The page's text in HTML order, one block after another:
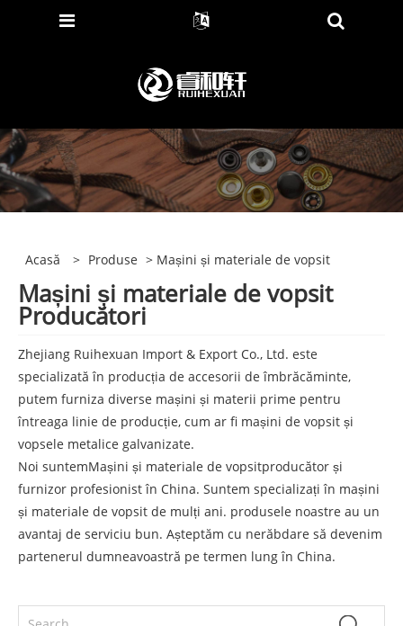
Acasă > Produse > Mașini și materiale de vopsit
Mașini și materiale de vopsit
Producători
Zhejiang Ruihexuan Import & Export Co., Ltd. este
specializată în producția de accesorii de îmbrăcăminte,
putem furniza diverse mașini și materii prime pentru
întreaga linie de producție, cum ar fi mașini de vopsit și
vopsele metalice galvanizate.
Noi suntemMașini și materiale de vopsitproducător și
furnizor profesionist în China. Suntem specializați în mașini
și materiale de vopsit de mulți ani. produsele noastre au un
avantaj de serviciu bun. Așteptăm cu nerăbdare să devenim
partenerul dumneavoastră pe termen lung în China.